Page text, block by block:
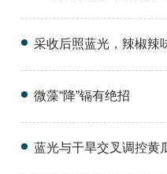
成果转化
农科研学
园区服务
采收后照蓝光，辣椒辣
微藻“降”镉有绝招
蓝光与干旱交叉调控黄